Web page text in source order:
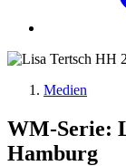
Medien
WM-Serie:
Hamburg